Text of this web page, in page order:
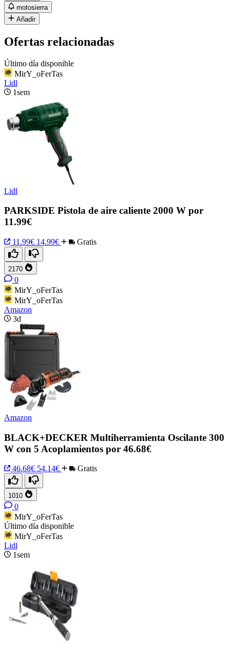
motosierra
Añadir
Ofertas relacionadas
Último día disponible
MirY_oFerTas
Lidl
1sem
Lidl
PARKSIDE Pistola de aire caliente 2000 W por
11.99€
11.99€ 14.99€ Gratis
2170
0
MirY_oFerTas
MirY_oFerTas
Amazon
3d
Amazon
BLACK+DECKER Multiherramienta Oscilante 300
W con 5 Acoplamientos por 46.68€
46.68€ 54.14€ Gratis
1010
0
MirY_oFerTas
Último día disponible
MirY_oFerTas
Lidl
1sem